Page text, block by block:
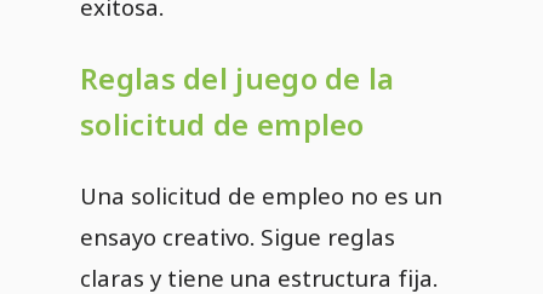
exitosa.
Reglas del juego de la
solicitud de empleo
Una solicitud de empleo no es un
ensayo creativo. Sigue reglas
claras y tiene una estructura fija.